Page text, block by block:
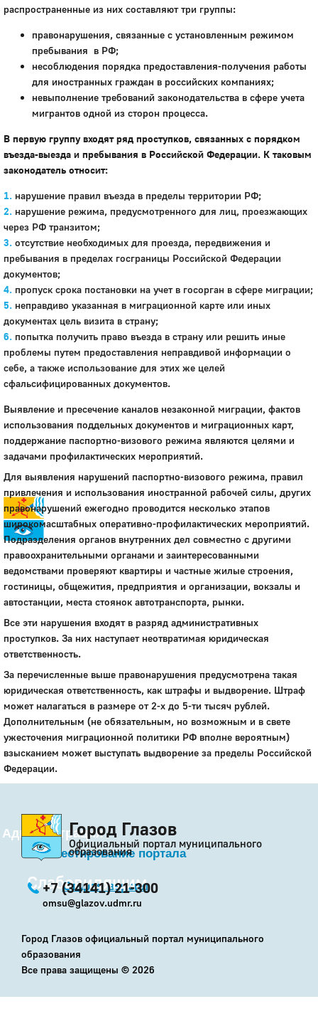
Город
Глазов
Официальный портал
муниципального
История
Настоящее
Стратегия
Гостям
Бизнесу
Глава
Дума
+7 (34141) 21-300
Администрация
Бета-тестирование портала
Старая версия
Слабовидящим
распространенные из них составляют три группы:
правонарушения, связанные с установленным режимом
пребывания в РФ;
несоблюдения порядка предоставления-получения работы
для иностранных граждан в российских компаниях;
невыполнение требований законодательства в сфере учета
мигрантов одной из сторон процесса.
В первую группу входят ряд проступков, связанных с порядком
въезда-выезда и пребывания в Российской Федерации. К таковым
законодатель относит:
нарушение правил въезда в пределы территории РФ;
нарушение режима, предусмотренного для лиц, проезжающих
через РФ транзитом;
отсутствие необходимых для проезда, передвижения и
пребывания в пределах госграницы Российской Федерации
документов;
пропуск срока постановки на учет в госорган в сфере миграции;
неправдиво указанная в миграционной карте или иных
документах цель визита в страну;
попытка получить право въезда в страну или решить иные
проблемы путем предоставления неправдивой информации о
себе, а также использование для этих же целей
сфальсифицированных документов.
Выявление и пресечение каналов незаконной миграции, фактов
использования поддельных документов и миграционных карт,
поддержание паспортно-визового режима являются целями и
задачами профилактических мероприятий.
Для выявления нарушений паспортно-визового режима, правил
привлечения и использования иностранной рабочей силы, других
правонарушений ежегодно проводится несколько этапов
широкомасштабных оперативно-профилактических мероприятий.
Подразделения органов внутренних дел совместно с другими
правоохранительными органами и заинтересованными
ведомствами проверяют квартиры и частные жилые строения,
гостиницы, общежития, предприятия и организации, вокзалы и
автостанции, места стоянок автотранспорта, рынки.
Все эти нарушения входят в разряд административных
проступков. За них наступает неотвратимая юридическая
ответственность.
За перечисленные выше правонарушения предусмотрена такая
юридическая ответственность, как штрафы и выдворение. Штраф
может налагаться в размере от 2-х до 5-ти тысяч рублей.
Дополнительным (не обязательным, но возможным и в свете
ужесточения миграционной политики РФ вполне вероятным)
взысканием может выступать выдворение за пределы Российской
Федерации.
Город Глазов
Официальный портал муниципального
образования
+7 (34141) 21-300
omsu@glazov.udmr.ru
Город Глазов официальный портал муниципального
образования
Все права защищены © 2026